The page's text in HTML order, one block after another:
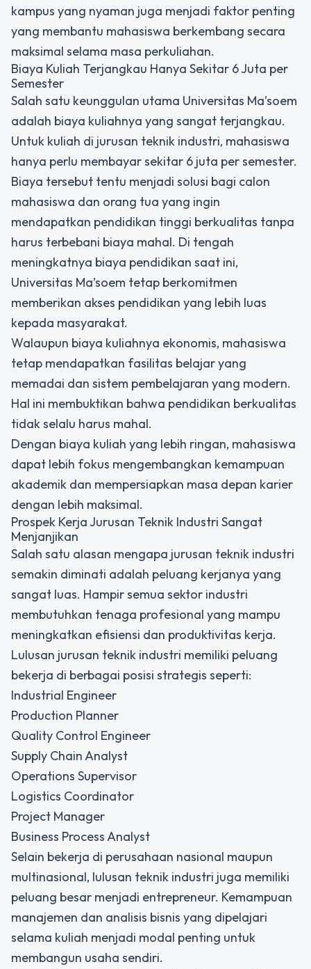
kampus yang nyaman juga menjadi faktor penting
yang membantu mahasiswa berkembang secara
maksimal selama masa perkuliahan.
Biaya Kuliah Terjangkau Hanya Sekitar 6 Juta per
Semester
Salah satu keunggulan utama Universitas Ma’soem
adalah biaya kuliahnya yang sangat terjangkau.
Untuk kuliah di jurusan teknik industri, mahasiswa
hanya perlu membayar sekitar 6 juta per semester.
Biaya tersebut tentu menjadi solusi bagi calon
mahasiswa dan orang tua yang ingin
mendapatkan pendidikan tinggi berkualitas tanpa
harus terbebani biaya mahal. Di tengah
meningkatnya biaya pendidikan saat ini,
Universitas Ma’soem tetap berkomitmen
memberikan akses pendidikan yang lebih luas
kepada masyarakat.
Walaupun biaya kuliahnya ekonomis, mahasiswa
tetap mendapatkan fasilitas belajar yang
memadai dan sistem pembelajaran yang modern.
Hal ini membuktikan bahwa pendidikan berkualitas
tidak selalu harus mahal.
Dengan biaya kuliah yang lebih ringan, mahasiswa
dapat lebih fokus mengembangkan kemampuan
akademik dan mempersiapkan masa depan karier
dengan lebih maksimal.
Prospek Kerja Jurusan Teknik Industri Sangat
Menjanjikan
Salah satu alasan mengapa jurusan teknik industri
semakin diminati adalah peluang kerjanya yang
sangat luas. Hampir semua sektor industri
membutuhkan tenaga profesional yang mampu
meningkatkan efisiensi dan produktivitas kerja.
Lulusan jurusan teknik industri memiliki peluang
bekerja di berbagai posisi strategis seperti:
Industrial Engineer
Production Planner
Quality Control Engineer
Supply Chain Analyst
Operations Supervisor
Logistics Coordinator
Project Manager
Business Process Analyst
Selain bekerja di perusahaan nasional maupun
multinasional, lulusan teknik industri juga memiliki
peluang besar menjadi entrepreneur. Kemampuan
manajemen dan analisis bisnis yang dipelajari
selama kuliah menjadi modal penting untuk
membangun usaha sendiri.